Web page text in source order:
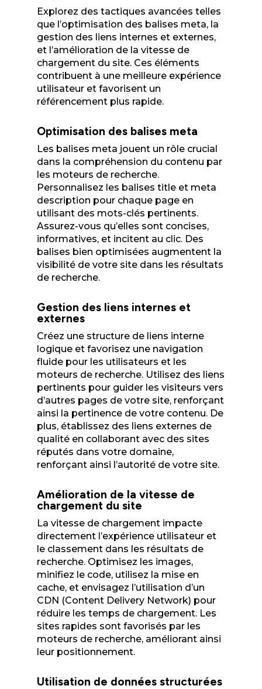
Explorez des tactiques avancées telles
que l’optimisation des balises meta, la
gestion des liens internes et externes,
et l’amélioration de la vitesse de
chargement du site. Ces éléments
contribuent à une meilleure expérience
utilisateur et favorisent un
référencement plus rapide.
Optimisation des balises meta
Les balises meta jouent un rôle crucial
dans la compréhension du contenu par
les moteurs de recherche.
Personnalisez les balises title et meta
description pour chaque page en
utilisant des mots-clés pertinents.
Assurez-vous qu’elles sont concises,
informatives, et incitent au clic. Des
balises bien optimisées augmentent la
visibilité de votre site dans les résultats
de recherche.
Gestion des liens internes et
externes
Créez une structure de liens interne
logique et favorisez une navigation
fluide pour les utilisateurs et les
moteurs de recherche. Utilisez des liens
pertinents pour guider les visiteurs vers
d’autres pages de votre site, renforçant
ainsi la pertinence de votre contenu. De
plus, établissez des liens externes de
qualité en collaborant avec des sites
réputés dans votre domaine,
renforçant ainsi l’autorité de votre site.
Amélioration de la vitesse de
chargement du site
La vitesse de chargement impacte
directement l’expérience utilisateur et
le classement dans les résultats de
recherche. Optimisez les images,
minifiez le code, utilisez la mise en
cache, et envisagez l’utilisation d’un
CDN (Content Delivery Network) pour
réduire les temps de chargement. Les
sites rapides sont favorisés par les
moteurs de recherche, améliorant ainsi
leur positionnement.
Utilisation de données structurées